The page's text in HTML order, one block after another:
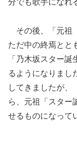
分でも歌手になれ
その後、「元祖
ただ中の終焉とと
「乃木坂スター誕
るようになりまし
してきましたが、
ら、元祖「スター
せるものになって